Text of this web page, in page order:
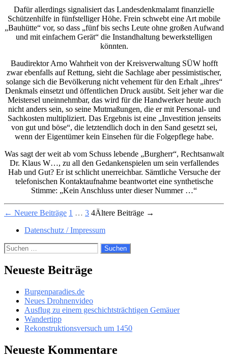
Dafür allerdings signalisiert das Landesdenkmalamt finanzielle
Schützenhilfe in fünfstelliger Höhe. Frein schwebt eine Art mobile
„Bauhütte“ vor, so dass „fünf bis sechs Leute ohne großen Aufwand
und mit einfachem Gerät“ die Instandhaltung bewerkstelligen
könnten.
Baudirektor Arno Wahrheit von der Kreisverwaltung SÜW hofft
zwar ebenfalls auf Rettung, sieht die Sachlage aber pessimistischer,
solange sich die Bevölkerung nicht vehement für den Erhalt „ihres“
Denkmals einsetzt und öffentlichen Druck ausübt. Seit jeher war die
Meistersel uneinnehmbar, das wird für die Handwerker heute auch
nicht anders sein, so seine Mutmaßungen, die er mit Personal- und
Sachkosten multipliziert. Das Ergebnis ist eine „Investition jenseits
von gut und böse“, die letztendlich doch in den Sand gesetzt sei,
wenn der Eigentümer kein Einsehen für die Folgepflege habe.
Was sagt der weit ab vom Schuss lebende „Burgherr“, Rechtsanwalt
Dr. Klaus W…, zu all den Gedankenspielen um sein verfallendes
Hab und Gut? Er ist schlicht unerreichbar. Sämtliche Versuche der
telefonischen Kontaktaufnahme beantwortet eine synthetische
Stimme: „Kein Anschluss unter dieser Nummer …“
Beitragsnavigation
← Neuere Beiträge 1 … 3 4Ältere Beiträge →
Datenschutz / Impressum
Suchen
nach:
Neueste Beiträge
Burgenparadies.de
Neues Drohnenvideo
Ausflug zu einem geschichtsträchtigen Gemäuer
Wandertipp
Rekonstruktionsversuch um 1450
Neueste Kommentare